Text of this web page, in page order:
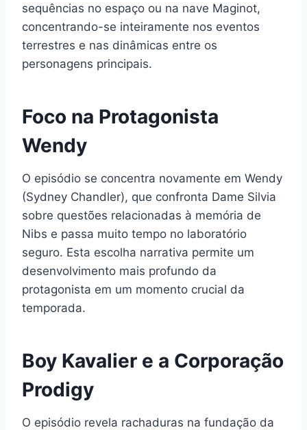
sequências no espaço ou na nave Maginot,
concentrando-se inteiramente nos eventos
terrestres e nas dinâmicas entre os
personagens principais.
Foco na Protagonista
Wendy
O episódio se concentra novamente em Wendy
(Sydney Chandler), que confronta Dame Silvia
sobre questões relacionadas à memória de
Nibs e passa muito tempo no laboratório
seguro. Esta escolha narrativa permite um
desenvolvimento mais profundo da
protagonista em um momento crucial da
temporada.
Boy Kavalier e a Corporação
Prodigy
O episódio revela rachaduras na fundação da